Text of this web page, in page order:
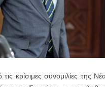
κρίσιμες συνομιλίες της